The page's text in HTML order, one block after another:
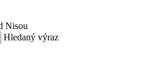
Hledaný výraz